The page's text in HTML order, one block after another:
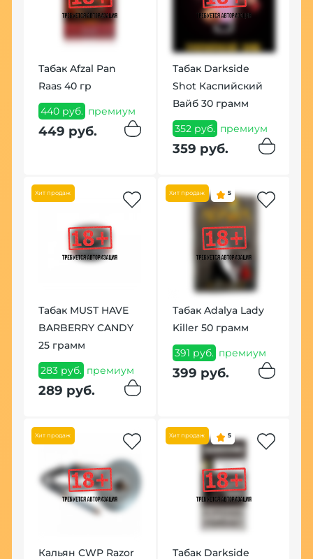
Табак Afzal Pan
Raas 40 гр
440 руб. премиум
449 руб.
Табак Darkside
Shot Каспийский
Вайб 30 грамм
352 руб. премиум
359 руб.
Хит продаж
Табак MUST HAVE
BARBERRY CANDY
25 грамм
283 руб. премиум
289 руб.
Хит продаж 5
Табак Adalya Lady
Killer 50 грамм
391 руб. премиум
399 руб.
Хит продаж
Кальян CWP Razor
Хит продаж 5
Табак Darkside